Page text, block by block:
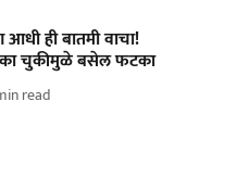
ही बातमी वाचा!
एका चुकीमुळे बसेल फटका
read